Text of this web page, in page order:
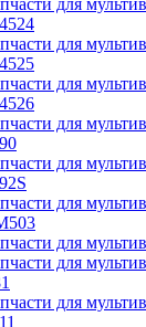
для
для
для
для
для
для
для
для
для